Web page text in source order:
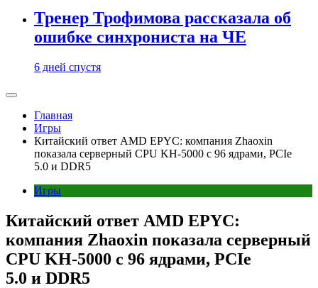
Тренер Трофимова рассказала об
ошибке синхрониста на ЧЕ
6 дней спустя
Главная
Игры
Китайский ответ AMD EPYC: компания Zhaoxin
показала серверный CPU KH-5000 с 96 ядрами, PCIe
5.0 и DDR5
Игры
Китайский ответ AMD EPYC:
компания Zhaoxin показала серверный
CPU KH-5000 с 96 ядрами, PCIe
5.0 и DDR5